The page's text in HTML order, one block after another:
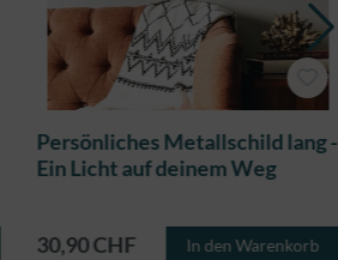
Persönliches Metallschild lang -
Ein Licht auf deinem Weg
30,90 CHF In den Warenkorb